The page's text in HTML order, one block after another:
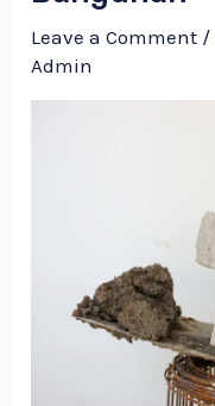
Leave a Comment /
Admin